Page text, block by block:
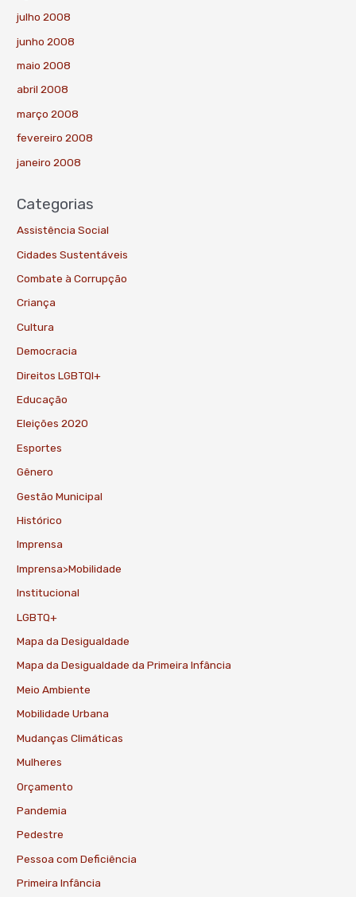
julho 2008
junho 2008
maio 2008
abril 2008
março 2008
fevereiro 2008
janeiro 2008
Categorias
Assistência Social
Cidades Sustentáveis
Combate à Corrupção
Criança
Cultura
Democracia
Direitos LGBTQI+
Educação
Eleições 2020
Esportes
Gênero
Gestão Municipal
Histórico
Imprensa
Imprensa>Mobilidade
Institucional
LGBTQ+
Mapa da Desigualdade
Mapa da Desigualdade da Primeira Infância
Meio Ambiente
Mobilidade Urbana
Mudanças Climáticas
Mulheres
Orçamento
Pandemia
Pedestre
Pessoa com Deficiência
Primeira Infância